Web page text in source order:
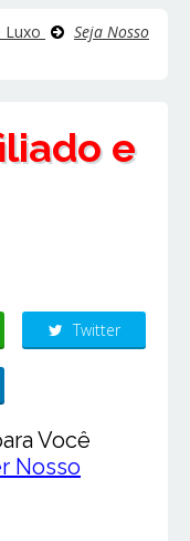
Luxo
Seja Nosso
e
Twitter
Você
Nosso